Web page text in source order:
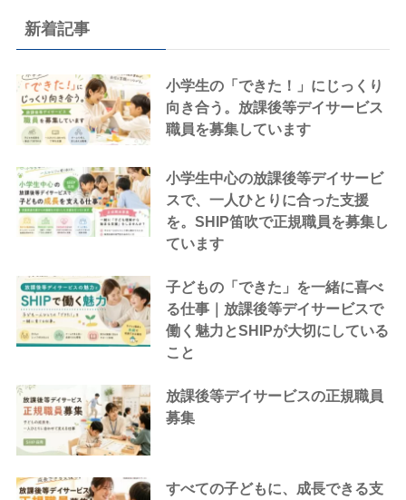
新着記事
小学生の「できた！」にじっくり
向き合う。放課後等デイサービス
職員を募集しています
小学生中心の放課後等デイサービ
スで、一人ひとりに合った支援
を。SHIP笛吹で正規職員を募集し
ています
子どもの「できた」を一緒に喜べ
る仕事｜放課後等デイサービスで
働く魅力とSHIPが大切にしている
こと
放課後等デイサービスの正規職員
募集
すべての子どもに、成長できる支